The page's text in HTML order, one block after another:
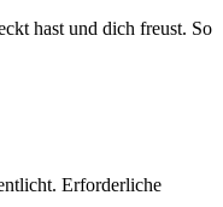
hast und dich freust. So
Erforderliche